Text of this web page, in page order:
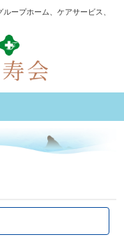
ープホーム、ケアサービス、